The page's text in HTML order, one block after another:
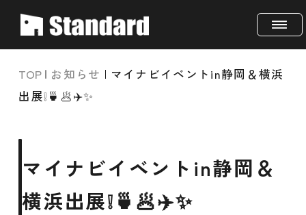
TOP お知らせ
マイナビイベントin静岡＆横浜
出展❕🍵🥟✈️✨
マイナビイベントin静岡＆
横浜出展❕🍵🥟✈️✨